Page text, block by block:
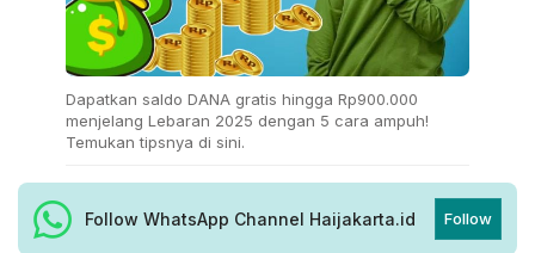
Dapatkan saldo DANA gratis hingga Rp900.000
menjelang Lebaran 2025 dengan 5 cara ampuh!
Temukan tipsnya di sini.
Follow WhatsApp Channel Haijakarta.id Follow